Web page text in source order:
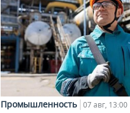
Промышленность 07 авг, 13:00